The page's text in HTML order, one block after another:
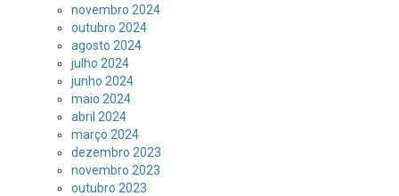
novembro 2024
outubro 2024
agosto 2024
julho 2024
junho 2024
maio 2024
abril 2024
março 2024
dezembro 2023
novembro 2023
outubro 2023